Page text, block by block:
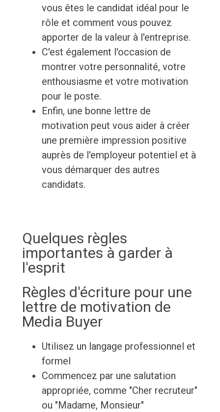
vous êtes le candidat idéal pour le
rôle et comment vous pouvez
apporter de la valeur à l'entreprise.
C'est également l'occasion de
montrer votre personnalité, votre
enthousiasme et votre motivation
pour le poste.
Enfin, une bonne lettre de
motivation peut vous aider à créer
une première impression positive
auprès de l'employeur potentiel et à
vous démarquer des autres
candidats.
Quelques règles
importantes à garder à
l'esprit
Règles d'écriture pour une
lettre de motivation de
Media Buyer
Utilisez un langage professionnel et
formel
Commencez par une salutation
appropriée, comme "Cher recruteur"
ou "Madame, Monsieur"